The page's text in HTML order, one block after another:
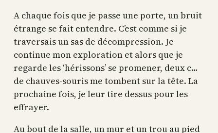
A chaque fois que je passe une porte, un bruit
étrange se fait entendre. C’est comme si je
traversais un sas de décompression. Je
continue mon exploration et alors que je
regarde les ‘hérissons’ se promener, deux c…
de chauves-souris me tombent sur la tête. La
prochaine fois, je leur tire dessus pour les
effrayer.
Au bout de la salle, un mur et un trou au pied